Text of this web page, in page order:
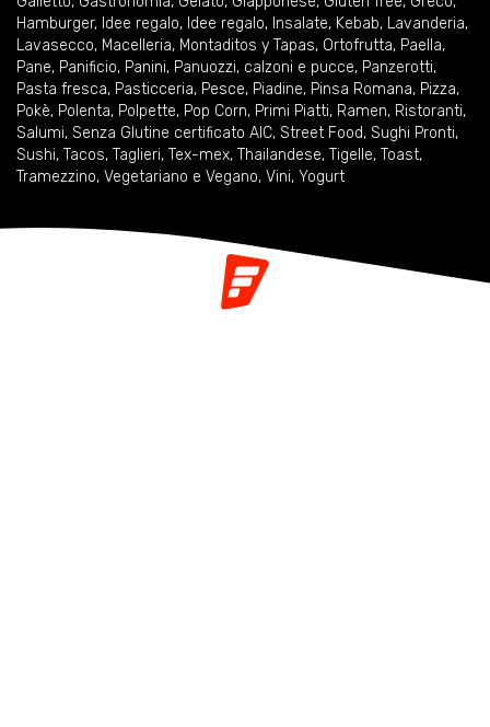
Hamburger, Idee regalo, Idee regalo, Insalate, Kebab, Lavanderia,
Lavasecco, Macelleria, Montaditos y Tapas, Ortofrutta, Paella,
Pane, Panificio, Panini, Panuozzi, calzoni e pucce, Panzerotti,
Pasta fresca, Pasticceria, Pesce, Piadine, Pinsa Romana, Pizza,
Pokè, Polenta, Polpette, Pop Corn, Primi Piatti, Ramen, Ristoranti,
Salumi, Senza Glutine certificato AIC, Street Food, Sughi Pronti,
Sushi, Tacos, Taglieri, Tex-mex, Thailandese, Tigelle, Toast,
Tramezzino, Vegetariano e Vegano, Vini, Yogurt